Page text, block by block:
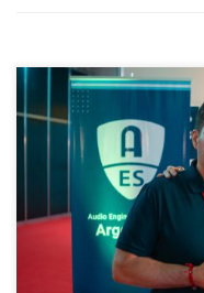
Christian Paladino, Pilar
Bonello y Gustavo
se celebró CAPER
Cámara Argentina de
Audiovisual Profesional
medio. Realizado en […]